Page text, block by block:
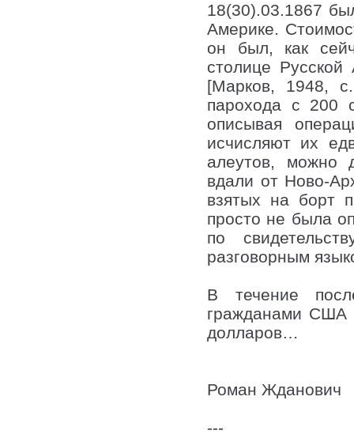
18(30).03.1867
Америке.
он был, как
столице
[Марков, 1948,
парохода с 200
описывая
исчисляют их
алеутов, можно
вдали от Ново-
взятых на борт
просто не была
по
разговорным
В течение
гражданами США
долларов…
Роман Жданович
---